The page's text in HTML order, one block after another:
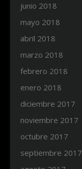
junio 2018
mayo 2018
abril 2018
marzo 2018
febrero 2018
enero 2018
diciembre 2017
noviembre 2017
octubre 2017
septiembre 2017